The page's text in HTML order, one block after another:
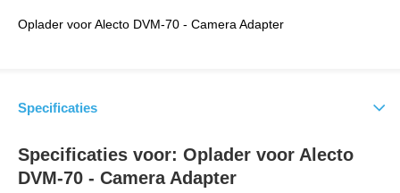
Oplader voor Alecto DVM-70 - Camera Adapter
Specificaties
Specificaties voor: Oplader voor Alecto
DVM-70 - Camera Adapter